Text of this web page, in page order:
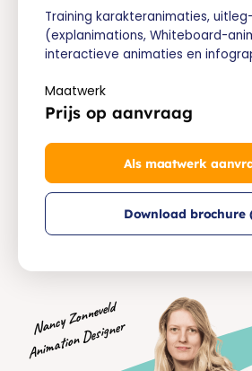
Training karakteranimaties,
(explanimations, Whiteboard-
interactieve animaties en
Maatwerk
Prijs op aanvraag
Als maatwerk
Download brochure
Nancy Zonneveld
Animation Designer